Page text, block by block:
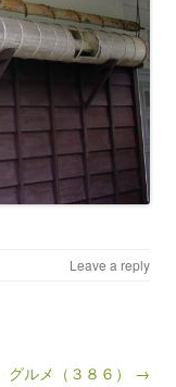
Leave a reply
ルメ（３８６） →